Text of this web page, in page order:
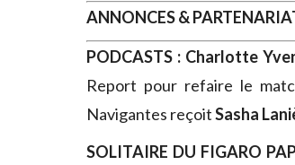
ANNONCES &
PODCASTS : Charlotte
Report pour refaire le
Navigantes reçoitSasha
SOLITAIRE DU FIGARO